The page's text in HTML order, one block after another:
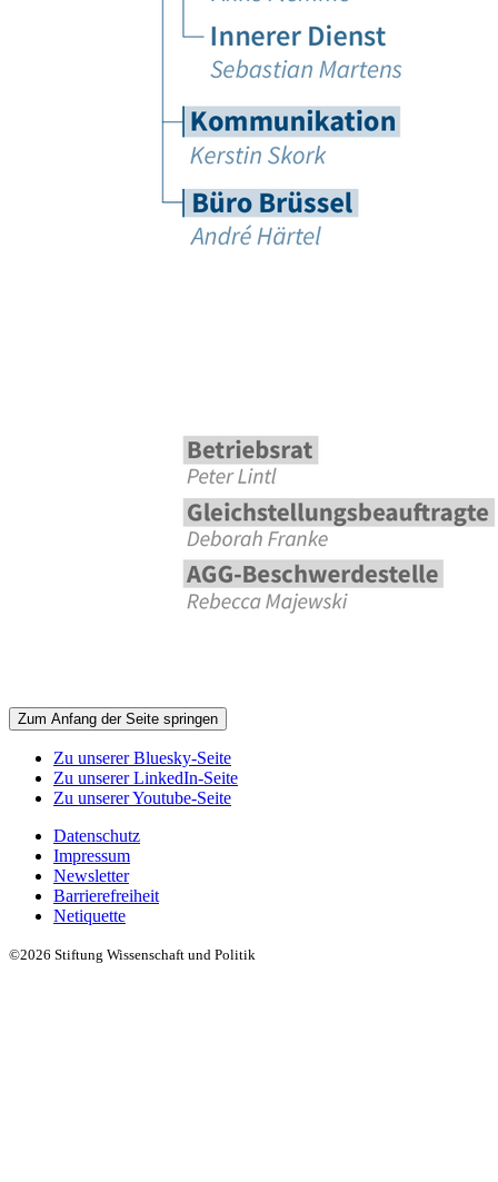
Zum Anfang der Seite springen
Zu unserer Bluesky-Seite
Zu unserer LinkedIn-Seite
Zu unserer Youtube-Seite
Datenschutz
Impressum
Newsletter
Barrierefreiheit
Netiquette
©2026 Stiftung Wissenschaft und Politik